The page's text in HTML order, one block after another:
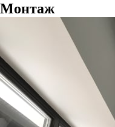
Монтаж